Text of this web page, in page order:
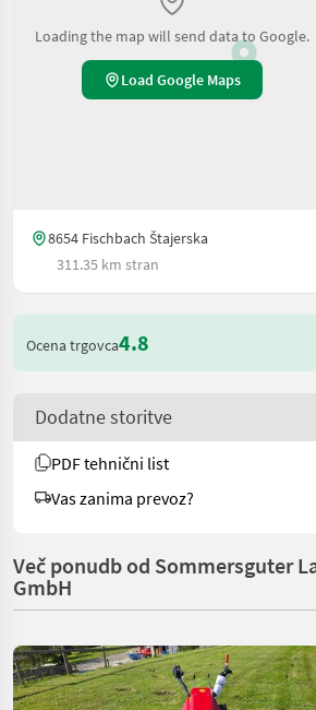
Loading the map will send data to Google.
Load Google Maps
8654 Fischbach Štajerska
311.35 km stran
Ocena trgovca4.8
Dodatne storitve
PDF tehnični list
Vas zanima prevoz?
Več ponudb od Sommersguter
GmbH